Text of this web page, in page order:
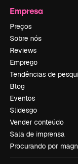
Empresa
Preços
Sobre nós
Reviews
Emprego
Tendências de
Blog
Eventos
Slidesgo
Vender conteúdo
Sala de imprensa
Procurando por